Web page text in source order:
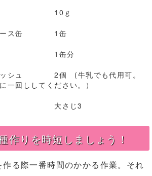
10ｇ
ソース缶 1缶
缶分
ッシュ 2個 (牛乳でも代用可。
一回ししてください。）
大さじ3
作りを時短しましょう！
る際一番時間のかかる作業。それ